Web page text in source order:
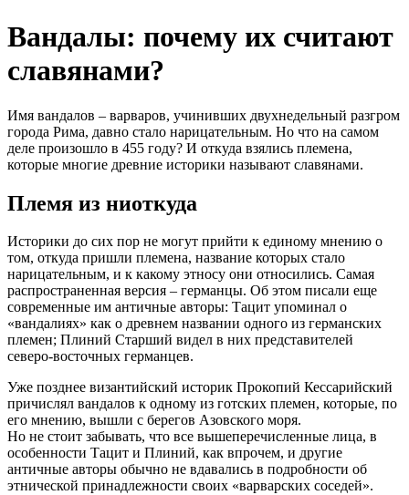
Вандалы: почему их считают
славянами?
Имя вандалов – варваров, учинивших двухнедельный разгром
города Рима, давно стало нарицательным. Но что на самом
деле произошло в 455 году? И откуда взялись племена,
которые многие древние историки называют славянами.
Племя из ниоткуда
Историки до сих пор не могут прийти к единому мнению о
том, откуда пришли племена, название которых стало
нарицательным, и к какому этносу они относились. Самая
распространенная версия – германцы. Об этом писали еще
современные им античные авторы: Тацит упоминал о
«вандалиях» как о древнем названии одного из германских
племен; Плиний Старший видел в них представителей
северо-восточных германцев.
Уже позднее византийский историк Прокопий Кессарийский
причислял вандалов к одному из готских племен, которые, по
его мнению, вышли с берегов Азовского моря.
Но не стоит забывать, что все вышеперечисленные лица, в
особенности Тацит и Плиний, как впрочем, и другие
античные авторы обычно не вдавались в подробности об
этнической принадлежности своих «варварских соседей».